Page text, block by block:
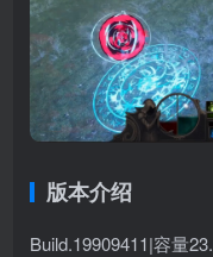
版本介绍
Build.19909411|容量